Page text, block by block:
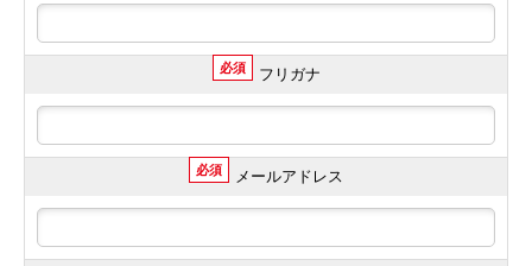
必須 フリガナ
必須 メールアドレス